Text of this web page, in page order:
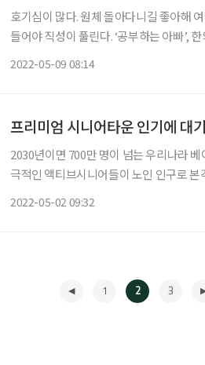
호기심이 많다. 원체 돌아다니길 좋아해
들어야 직성이 풀린다. ‘공부하는 아빠’,
2022-05-09 08:14
프리미엄 시니어타운 인기에 대
2030년이면 700만 명이 넘는 우리나라
극적인 액티브시니어들이 노인 인구로
2022-05-02 09:32
1 2 3